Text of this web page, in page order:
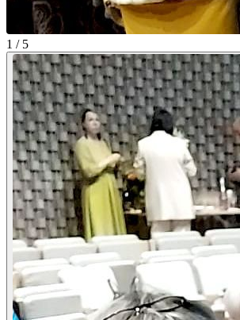
1 / 5